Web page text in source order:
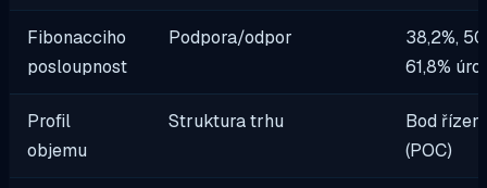
Fibonacciho
posloupnost
Podpora/odpor
38,2%,
61,8%
Profil
objemu
Struktura trhu
Bod řízení
(POC)